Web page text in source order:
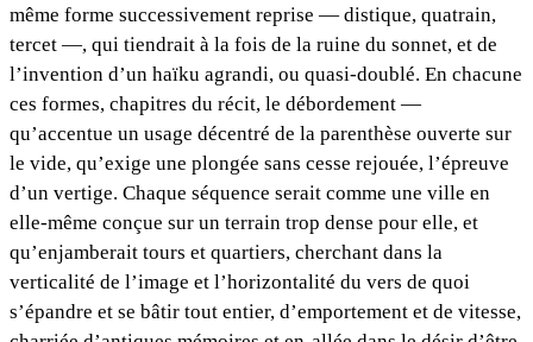
même forme successivement reprise — distique, quatrain,
tercet —, qui tiendrait à la fois de la ruine du sonnet, et de
l’invention d’un haïku agrandi, ou quasi-doublé. En chacune
ces formes, chapitres du récit, le débordement —
qu’accentue un usage décentré de la parenthèse ouverte sur
le vide, qu’exige une plongée sans cesse rejouée, l’épreuve
d’un vertige. Chaque séquence serait comme une ville en
elle-même conçue sur un terrain trop dense pour elle, et
qu’enjamberait tours et quartiers, cherchant dans la
verticalité de l’image et l’horizontalité du vers de quoi
s’épandre et se bâtir tout entier, d’emportement et de vitesse,